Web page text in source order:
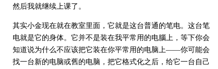
然后我就继续上课了。
其实小金现在就在教室里面，它就是这台普通的笔电。这台笔
电就是它的身体。它并不是装在我平常用的电腦上，等下你会
知道说为什么不应该把它装在你平常用的电脑上——你可能会
找一台新的电脑或舊的电脑，把它格式化之后，给它一台自己